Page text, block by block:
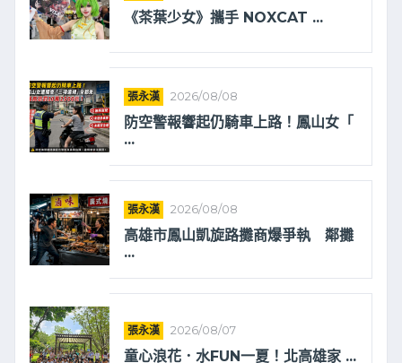
《茶葉少女》攜手 NOXCAT ...
張永漢 2026/08/08
防空警報響起仍騎車上路！鳳山女「
...
張永漢 2026/08/08
高雄市鳳山凱旋路攤商爆爭執 鄰攤
...
張永漢 2026/08/07
童心浪花．水FUN一夏！北高雄家 ...